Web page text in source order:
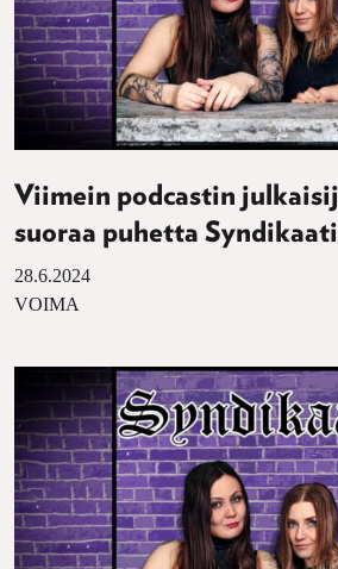
Viimein podcastin
suoraa puhetta
28.6.2024
VOIMA